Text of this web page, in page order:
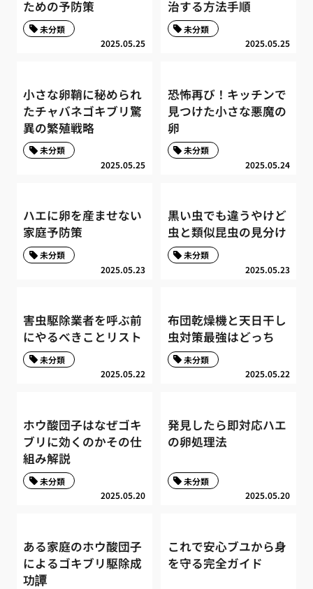
ための予防策
2025.05.25
未分類
治する方法手順
2025.05.25
未分類
小さな卵鞘に秘められ
たチャバネゴキブリ驚
異の繁殖戦略
2025.05.25
未分類
恐怖再び！キッチンで
見つけた小さな悪魔の
卵
2025.05.24
未分類
ハエに卵を産ませない
家庭予防策
2025.05.23
未分類
黒い虫でも違うやけど
虫と類似昆虫の見分け
2025.05.23
未分類
害虫駆除業者を呼ぶ前
にやるべきことリスト
2025.05.22
未分類
布団乾燥機と天日干し
虫対策最強はどっち
2025.05.22
未分類
ホウ酸団子はなぜゴキ
ブリに効くのかその仕
組み解説
2025.05.20
未分類
発見したら即対応ハエ
の卵処理法
2025.05.20
未分類
ある家庭のホウ酸団子
によるゴキブリ駆除成
功譚
これで安心ブユから身
を守る完全ガイド